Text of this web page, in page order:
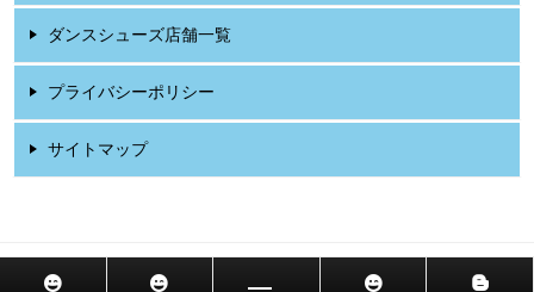
ダンスシューズ店舗一覧
プライバシーポリシー
サイトマップ
© 2026 社交ダンス教室 東京・吉祥寺 山岡ダンススクール